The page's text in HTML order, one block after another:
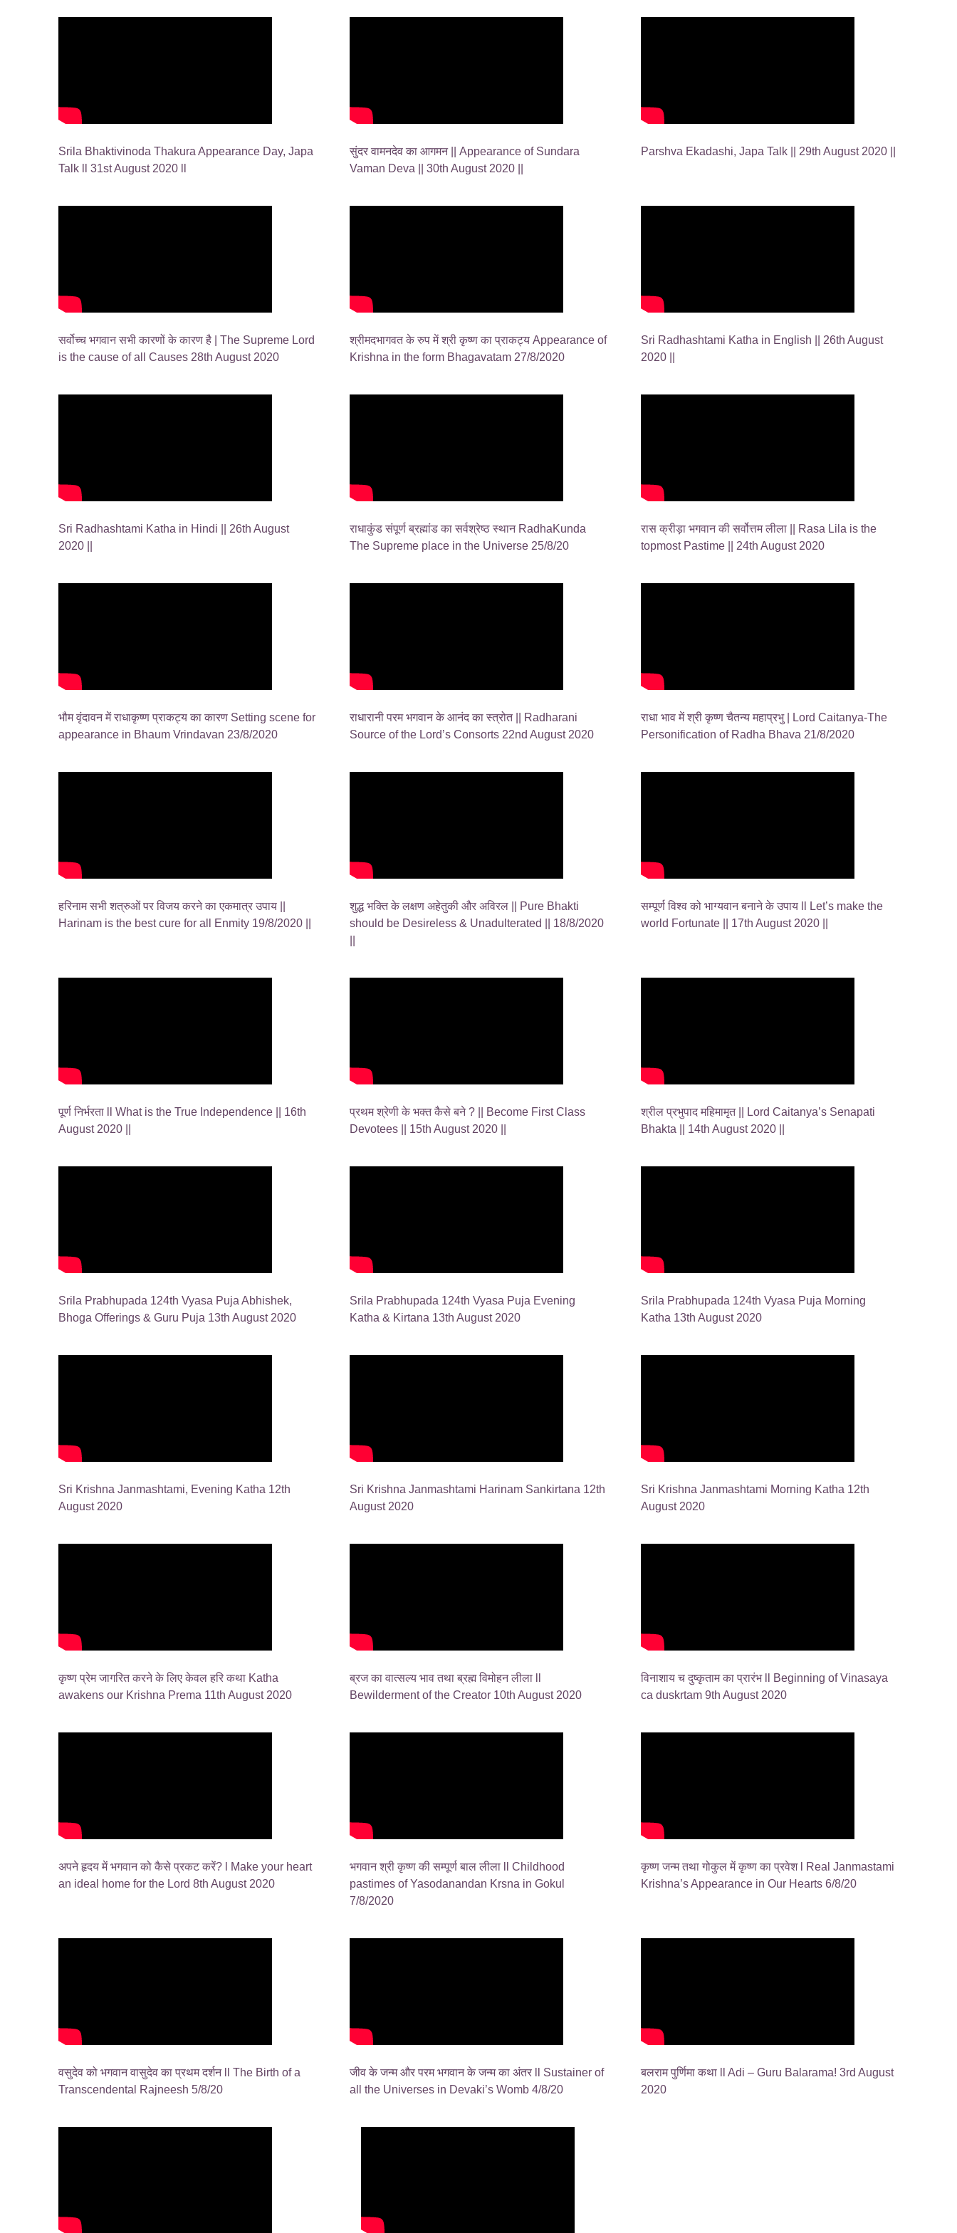
Srila Bhaktivinoda Thakura Appearance Day, Japa
Talk ll 31st August 2020 ll
सुंदर वामनदेव का आगमन || Appearance of Sundara
Vaman Deva || 30th August 2020 ||
Parshva Ekadashi, Japa Talk || 29th August 2020 ||
सर्वोच्च भगवान सभी कारणों के कारण है | The Supreme Lord
is the cause of all Causes 28th August 2020
श्रीमदभागवत के रुप में श्री कृष्ण का प्राकट्य Appearance of
Krishna in the form Bhagavatam 27/8/2020
Sri Radhashtami Katha in English || 26th August
2020 ||
Sri Radhashtami Katha in Hindi || 26th August
2020 ||
राधाकुंड संपूर्ण ब्रह्मांड का सर्वश्रेष्ठ स्थान RadhaKunda
The Supreme place in the Universe 25/8/20
रास क्रीड़ा भगवान की सर्वोत्तम लीला || Rasa Lila is the
topmost Pastime || 24th August 2020
भौम वृंदावन में राधाकृष्ण प्राकट्य का कारण Setting scene for
appearance in Bhaum Vrindavan 23/8/2020
राधारानी परम भगवान के आनंद का स्त्रोत || Radharani
Source of the Lord’s Consorts 22nd August 2020
राधा भाव में श्री कृष्ण चैतन्य महाप्रभु | Lord Caitanya-The
Personification of Radha Bhava 21/8/2020
हरिनाम सभी शत्रुओं पर विजय करने का एकमात्र उपाय ||
Harinam is the best cure for all Enmity 19/8/2020 ||
शुद्ध भक्ति के लक्षण अहेतुकी और अविरल || Pure Bhakti
should be Desireless & Unadulterated || 18/8/2020
सम्पूर्ण विश्व को भाग्यवान बनाने के उपाय ll Let’s make the
world Fortunate || 17th August 2020 ||
पूर्ण निर्भरता ll What is the True Independence || 16th
August 2020 ||
प्रथम श्रेणी के भक्त कैसे बने ? || Become First Class
Devotees || 15th August 2020 ||
श्रील प्रभुपाद महिमामृत || Lord Caitanya’s Senapati
Bhakta || 14th August 2020 ||
Srila Prabhupada 124th Vyasa Puja Abhishek,
Bhoga Offerings & Guru Puja 13th August 2020
Srila Prabhupada 124th Vyasa Puja Evening
Katha & Kirtana 13th August 2020
Srila Prabhupada 124th Vyasa Puja Morning
Katha 13th August 2020
Sri Krishna Janmashtami, Evening Katha 12th
August 2020
Sri Krishna Janmashtami Harinam Sankirtana 12th
August 2020
Sri Krishna Janmashtami Morning Katha 12th
August 2020
कृष्ण प्रेम जागरित करने के लिए केवल हरि कथा Katha
awakens our Krishna Prema 11th August 2020
ब्रज का वात्सल्य भाव तथा ब्रह्म विमोहन लीला ll
Bewilderment of the Creator 10th August 2020
विनाशाय च दुष्कृताम का प्रारंभ ll Beginning of Vinasaya
ca duskrtam 9th August 2020
अपने हृदय में भगवान को कैसे प्रकट करें? l Make your heart
an ideal home for the Lord 8th August 2020
भगवान श्री कृष्ण की सम्पूर्ण बाल लीला ll Childhood
pastimes of Yasodanandan Krsna in Gokul
7/8/2020
कृष्ण जन्म तथा गोकुल में कृष्ण का प्रवेश l Real Janmastami
Krishna’s Appearance in Our Hearts 6/8/20
वसुदेव को भगवान वासुदेव का प्रथम दर्शन ll The Birth of a
Transcendental Rajneesh 5/8/20
जीव के जन्म और परम भगवान के जन्म का अंतर ll Sustainer of
all the Universes in Devaki’s Womb 4/8/20
बलराम पुर्णिमा कथा ll Adi – Guru Balarama! 3rd August
2020